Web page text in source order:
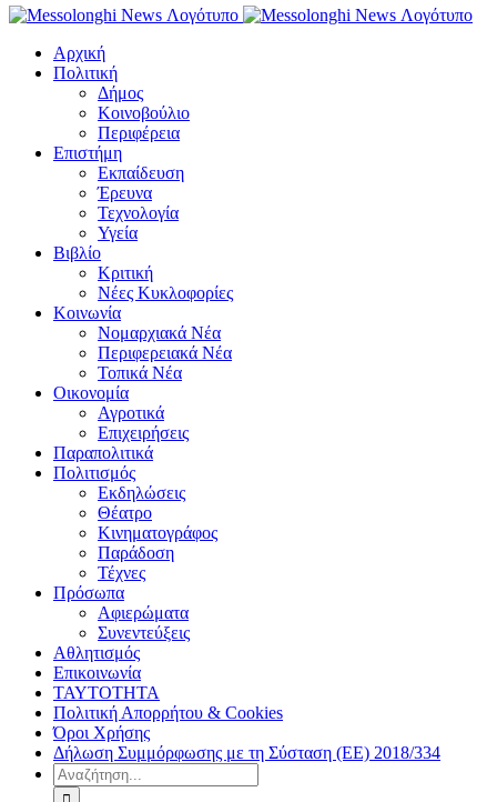
Αρχική
Πολιτική
Δήμος
Κοινοβούλιο
Περιφέρεια
Επιστήμη
Εκπαίδευση
Έρευνα
Τεχνολογία
Υγεία
Βιβλίο
Κριτική
Νέες Κυκλοφορίες
Κοινωνία
Νομαρχιακά Νέα
Περιφερειακά Νέα
Τοπικά Νέα
Οικονομία
Αγροτικά
Επιχειρήσεις
Παραπολιτικά
Πολιτισμός
Εκδηλώσεις
Θέατρο
Κινηματογράφος
Παράδοση
Τέχνες
Πρόσωπα
Αφιερώματα
Συνεντεύξεις
Αθλητισμός
Επικοινωνία
ΤΑΥΤΟΤΗΤΑ
Πολιτική Απορρήτου & Cookies
Όροι Χρήσης
Δήλωση Συμμόρφωσης με τη Σύσταση (ΕΕ) 2018/334
Αναζήτηση
για: